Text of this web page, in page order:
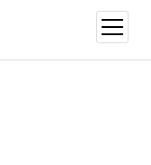
otevřít
menu